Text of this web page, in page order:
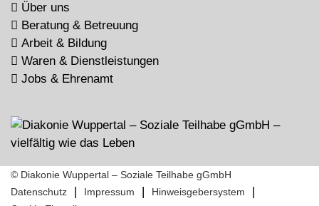
Über uns
Beratung & Betreuung
Arbeit & Bildung
Waren & Dienstleistungen
Jobs & Ehrenamt
© Diakonie Wuppertal – Soziale Teilhabe gGmbH
Datenschutz
| Impressum | Hinweisgebersystem |